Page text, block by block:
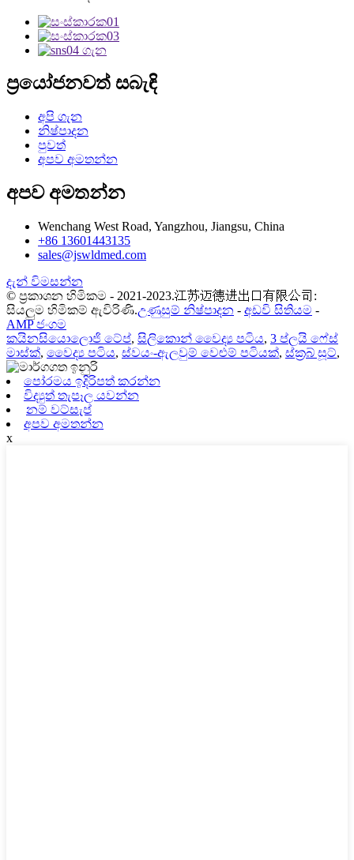
ප්‍රයෝජනවත් සබැඳි
අපි ගැන
නිෂ්පාදන
පුවත්
අපව අමතන්න
අපව අමතන්න
Wenchang West Road, Yangzhou, Jiangsu, China
+86 13601443135
sales@jswldmed.com
දැන් විමසන්න
© ප්‍රකාශන හිමිකම - 2021-2023.江苏迈德进出口有限公司:
සියලුම හිමිකම් ඇවිරිණි.උණුසුම් නිෂ්පාදන - අඩවි සිතියම -
AMP ජංගම
කයිනසියොලොජි ටේප්, සිලිකොන් වෛද්‍ය පටිය, 3 ප්ලයි ෆේස්
මාස්ක්, වෛද්‍ය පටිය, ස්වයං-ඇලවුම් වෙළුම් පටියක්, ස්ක්‍රබ් සූට්,
පෝරමය ඉදිරිපත් කරන්න
විද්‍යුත් තැපෑල යවන්න
නම් වට්සැප්
අපව අමතන්න
x